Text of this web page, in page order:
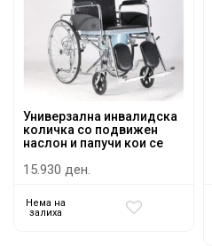
Универзална инвалидска
количка со подвижен
наслон и папучи кои се
адаптација за WC
15.930 ден.
Нема на
залиха